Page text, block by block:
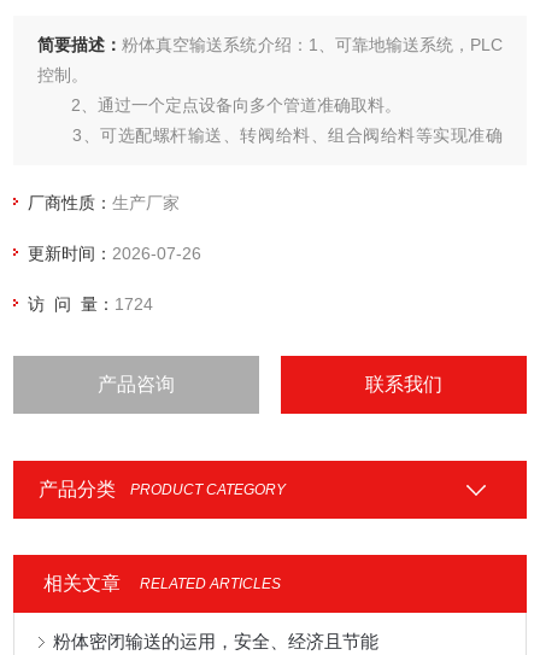
简要描述：粉体真空输送系统介绍：1、可靠地输送系统，PLC
控制。
2、通过一个定点设备向多个管道准确取料。
3、可选配螺杆输送、转阀给料、组合阀给料等实现准确
4、可广泛应用于大型混合设备、反应釜等的配料。
厂商性质：生产厂家
更新时间： 2026-07-26
访 问 量： 1724
产品咨询 联系我们
产品分类 PRODUCT CATEGORY
相关文章 RELATED ARTICLES
粉体密闭输送的运用，安全、经济且节能